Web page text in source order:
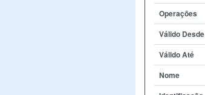
Operações
Válido Desde
Válido Até
Nome